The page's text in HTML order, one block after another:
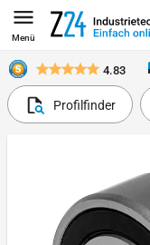
Menü
4.83
Profilfinder